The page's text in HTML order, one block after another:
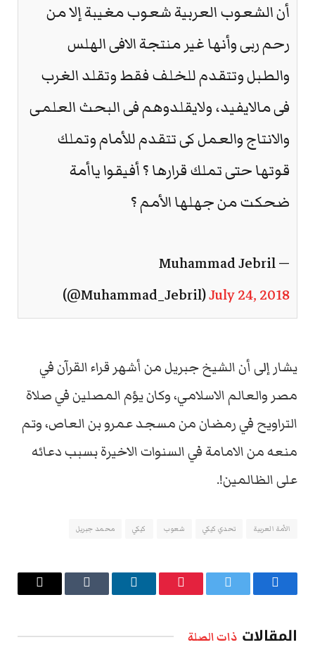
أن الشعوب العربية شعوب مغيبة إلا من
رحم ربى وأنها غير منتجة الافى الهلس
والطبل وتتقدم للخلف فقط وتقلد الغرب
فى مالايفيد، ولايقلدوهم فى البحث العلمى
والانتاج والعمل كى تتقدم للأمام وتملك
قوتها حتى تملك قرارها ؟ أفيقوا ياأمة
ضحكت من جهلها الأمم ؟
— Muhammad Jebril
(@Muhammad_Jebril)July 24, 2018
يشار إلى أن الشيخ جبريل من أشهر قراء القرآن في
مصر والعالم الاسلامي، وكان يؤم المصلين في صلاة
التراويح في رمضان من مسجد عمرو بن العاص، وتم
منعه من الامامة في السنوات الاخيرة بسبب دعائه
على الظالمين!.
الأمة العربية تحدي كيكي شعوب كيكي محمد جبريل
فيسبوك تويتر بينتيريستلينكدإن Tumblr
البريد
المقالات ذات الصلة